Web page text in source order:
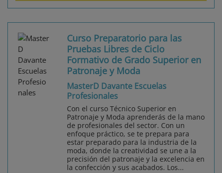
Curso Preparatorio para las
Pruebas Libres de Ciclo
Formativo de Grado Superior en
Patronaje y Moda
MasterD Davante Escuelas
Profesionales
Con el curso Técnico Superior en
Patronaje y Moda aprenderás de la mano
de profesionales del sector. Con un
enfoque práctico, se te prepara para
estar preparado para la industria de la
moda, donde la creatividad se une a la
precisión del patronaje y la excelencia en
la confección y sus acabados. Los...